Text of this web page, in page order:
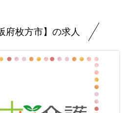
府枚方市】の求人